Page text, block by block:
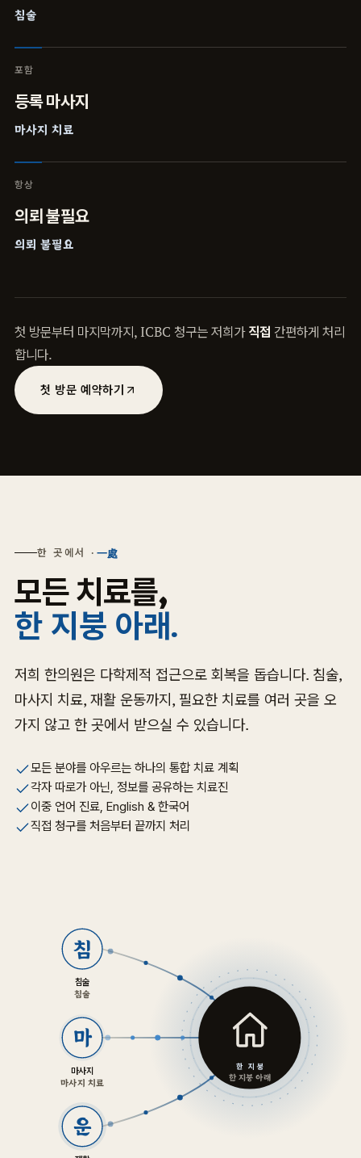
침술
포함
등록 마사지
마사지 치료
항상
의뢰 불필요
의뢰 불필요
첫 방문부터 마지막까지, ICBC 청구는 저희가직접 간편하게 처리
합니다.
첫 방문 예약하기
한 곳에서 ·一處
모든 치료를,
한 지붕 아래.
저희 한의원은 다학제적 접근으로 회복을 돕습니다. 침술,
마사지 치료, 재활 운동까지, 필요한 치료를 여러 곳을 오
가지 않고 한 곳에서 받으실 수 있습니다.
모든 분야를 아우르는 하나의 통합 치료 계획
각자 따로가 아닌, 정보를 공유하는 치료진
이중 언어 진료, English & 한국어
직접 청구를 처음부터 끝까지 처리
침
침술
침술
마
마사지
마사지 치료
운
한 지붕
한 지붕 아래